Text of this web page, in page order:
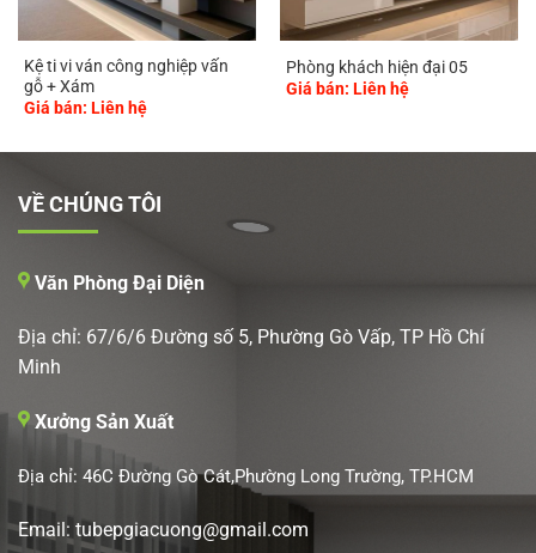
Kệ ti vi ván công nghiệp vấn
gỗ + Xám
Giá bán: Liên hệ
Phòng khách hiện đại 05
Giá bán: Liên hệ
VỀ CHÚNG TÔI
Văn Phòng Đại Diện
Địa chỉ: 67/6/6 Đường số 5, Phường Gò Vấp, TP Hồ Chí
Minh
Xưởng Sản Xuất
Địa chỉ: 46C Đường Gò Cát,Phường Long Trường, TP.HCM
Email: tubepgiacuong@gmail.com